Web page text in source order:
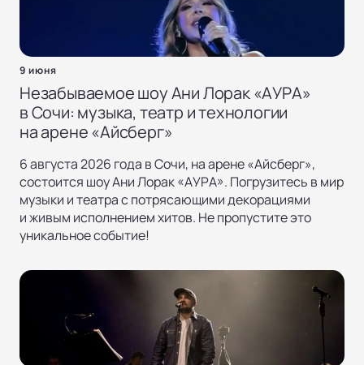
9 июня
Незабываемое шоу Ани Лорак «АУРА»
в Сочи: музыка, театр и технологии
на арене «Айсберг»
6 августа 2026 года в Сочи, на арене «Айсберг»,
состоится шоу Ани Лорак «АУРА». Погрузитесь в мир
музыки и театра с потрясающими декорациями
и живым исполнением хитов. Не пропустите это
уникальное событие!